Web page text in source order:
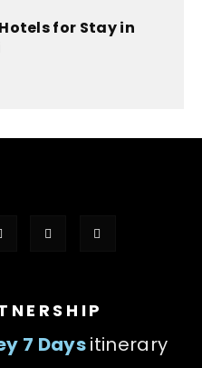
for Stay in
7 Daysitinerary